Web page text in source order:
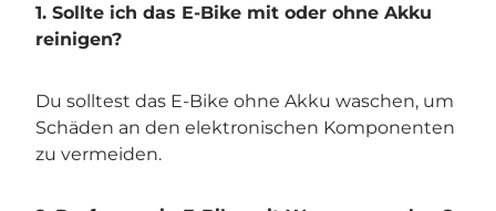
1. Sollte ich das E-Bike mit oder ohne Akku
reinigen?
Du solltest das E-Bike ohne Akku waschen, um
Schäden an den elektronischen Komponenten
zu vermeiden.